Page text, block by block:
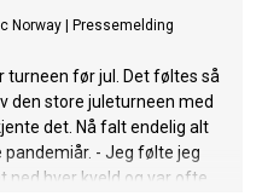
Norway Pressemelding
turneen før jul. Det føltes så
den store juleturneen med
det. Nå falt endelig alt
pandemiår. - Jeg følte jeg
ned hver kveld og var ofte